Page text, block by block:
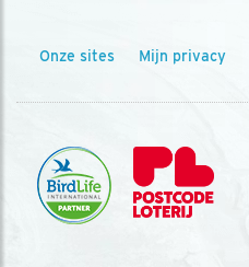
Onze sites Mijn privacy